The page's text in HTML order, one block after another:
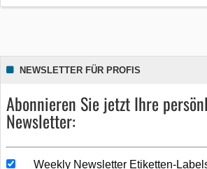
NEWSLETTER FÜR PROFIS
Abonnieren Sie jetzt Ihre
Newsletter:
Weekly Newsletter Etiketten-